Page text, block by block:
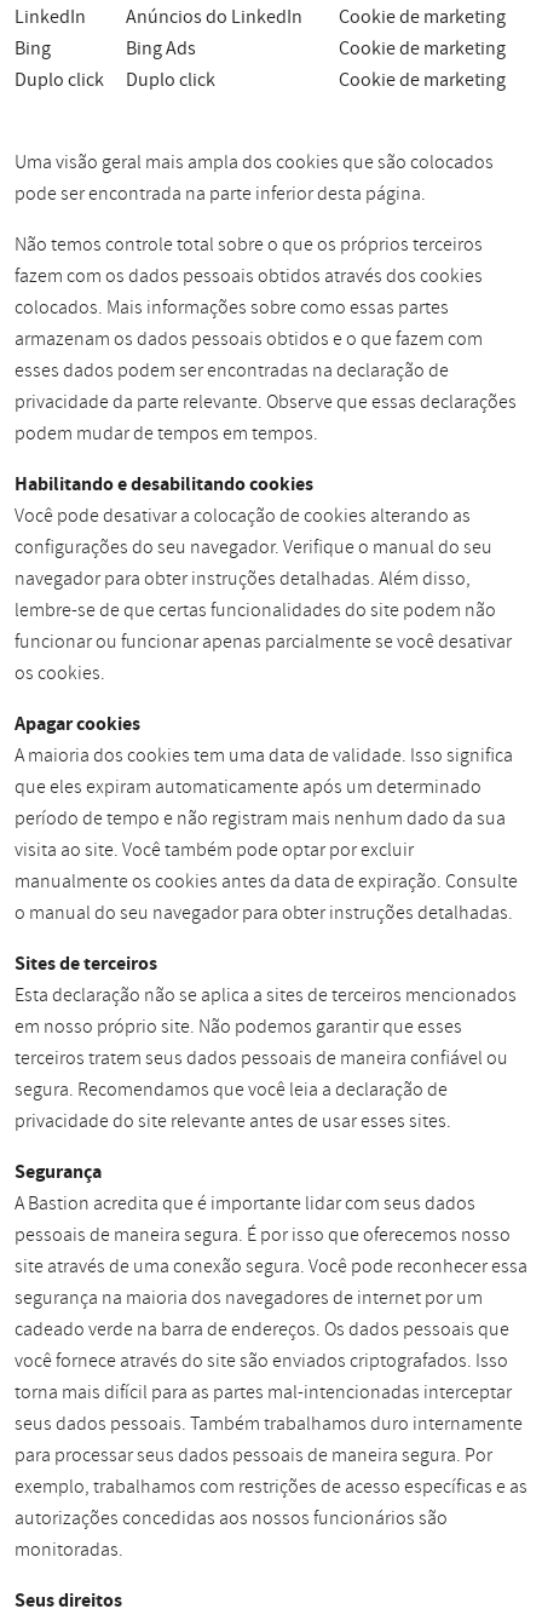
LinkedIn
Anúncios do LinkedIn
Cookie de marketing
Bing
Bing Ads
Cookie de marketing
Duplo click
Duplo click Cookie de marketing
Uma visão geral mais ampla dos cookies que são colocados
pode ser encontrada na parte inferior desta página.
Não temos controle total sobre o que os próprios terceiros
fazem com os dados pessoais obtidos através dos cookies
colocados. Mais informações sobre como essas partes
armazenam os dados pessoais obtidos e o que fazem com
esses dados podem ser encontradas na declaração de
privacidade da parte relevante. Observe que essas declarações
podem mudar de tempos em tempos.
Habilitando e desabilitando cookies
Você pode desativar a colocação de cookies alterando as
configurações do seu navegador. Verifique o manual do seu
navegador para obter instruções detalhadas. Além disso,
lembre-se de que certas funcionalidades do site podem não
funcionar ou funcionar apenas parcialmente se você desativar
os cookies.
Apagar cookies
A maioria dos cookies tem uma data de validade. Isso significa
que eles expiram automaticamente após um determinado
período de tempo e não registram mais nenhum dado da sua
visita ao site. Você também pode optar por excluir
manualmente os cookies antes da data de expiração. Consulte
o manual do seu navegador para obter instruções detalhadas.
Sites de terceiros
Esta declaração não se aplica a sites de terceiros mencionados
em nosso próprio site. Não podemos garantir que esses
terceiros tratem seus dados pessoais de maneira confiável ou
segura. Recomendamos que você leia a declaração de
privacidade do site relevante antes de usar esses sites.
Segurança
A Bastion acredita que é importante lidar com seus dados
pessoais de maneira segura. É por isso que oferecemos nosso
site através de uma conexão segura. Você pode reconhecer essa
segurança na maioria dos navegadores de internet por um
cadeado verde na barra de endereços. Os dados pessoais que
você fornece através do site são enviados criptografados. Isso
torna mais difícil para as partes mal-intencionadas interceptar
seus dados pessoais. Também trabalhamos duro internamente
para processar seus dados pessoais de maneira segura. Por
exemplo, trabalhamos com restrições de acesso específicas e as
autorizações concedidas aos nossos funcionários são
monitoradas.
Seus direitos